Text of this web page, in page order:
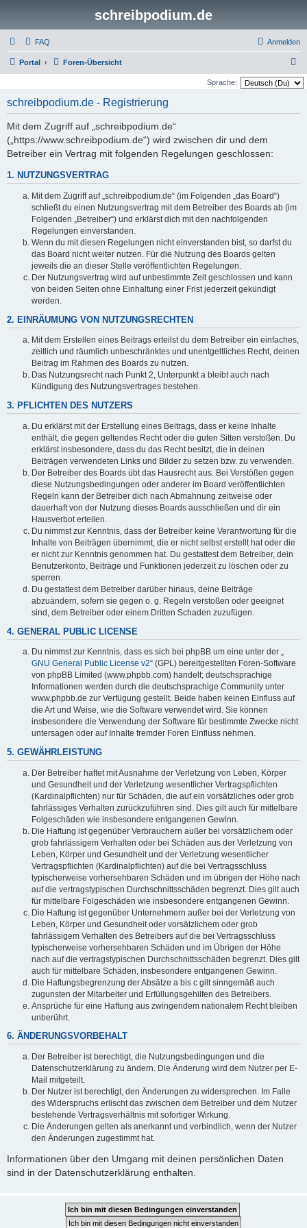
schreibpodium.de
FAQ Anmelden
Portal Foren-Übersicht
u
Sprache:
schreibpodium.de - Registrierung
Mit dem Zugriff auf „schreibpodium.de“
(„https://www.schreibpodium.de“) wird zwischen dir und dem
Betreiber ein Vertrag mit folgenden Regelungen geschlossen:
1. NUTZUNGSVERTRAG
Mit dem Zugriff auf „schreibpodium.de“ (im Folgenden „das Board“)
schließt du einen Nutzungsvertrag mit dem Betreiber des Boards ab (im
Folgenden „Betreiber“) und erklärst dich mit den nachfolgenden
Regelungen einverstanden.
Wenn du mit diesen Regelungen nicht einverstanden bist, so darfst du
das Board nicht weiter nutzen. Für die Nutzung des Boards gelten
jeweils die an dieser Stelle veröffentlichten Regelungen.
Der Nutzungsvertrag wird auf unbestimmte Zeit geschlossen und kann
von beiden Seiten ohne Einhaltung einer Frist jederzeit gekündigt
werden.
2. EINRÄUMUNG VON NUTZUNGSRECHTEN
Mit dem Erstellen eines Beitrags erteilst du dem Betreiber ein einfaches,
zeitlich und räumlich unbeschränktes und unentgeltliches Recht, deinen
Beitrag im Rahmen des Boards zu nutzen.
Das Nutzungsrecht nach Punkt 2, Unterpunkt a bleibt auch nach
Kündigung des Nutzungsvertrages bestehen.
3. PFLICHTEN DES NUTZERS
Du erklärst mit der Erstellung eines Beitrags, dass er keine Inhalte
enthält, die gegen geltendes Recht oder die guten Sitten verstoßen. Du
erklärst insbesondere, dass du das Recht besitzt, die in deinen
Beiträgen verwendeten Links und Bilder zu setzen bzw. zu verwenden.
Der Betreiber des Boards übt das Hausrecht aus. Bei Verstößen gegen
diese Nutzungsbedingungen oder anderer im Board veröffentlichten
Regeln kann der Betreiber dich nach Abmahnung zeitweise oder
dauerhaft von der Nutzung dieses Boards ausschließen und dir ein
Hausverbot erteilen.
Du nimmst zur Kenntnis, dass der Betreiber keine Verantwortung für die
Inhalte von Beiträgen übernimmt, die er nicht selbst erstellt hat oder die
er nicht zur Kenntnis genommen hat. Du gestattest dem Betreiber, dein
Benutzerkonto, Beiträge und Funktionen jederzeit zu löschen oder zu
sperren.
Du gestattest dem Betreiber darüber hinaus, deine Beiträge
abzuändern, sofern sie gegen o. g. Regeln verstoßen oder geeignet
sind, dem Betreiber oder einem Dritten Schaden zuzufügen.
4. GENERAL PUBLIC LICENSE
Du nimmst zur Kenntnis, dass es sich bei phpBB um eine unter der „
GNU General Public License v2“ (GPL) bereitgestellten Foren-Software
von phpBB Limited (www.phpbb.com) handelt; deutschsprachige
Informationen werden durch die deutschsprachige Community unter
www.phpbb.de zur Verfügung gestellt. Beide haben keinen Einfluss auf
die Art und Weise, wie die Software verwendet wird. Sie können
insbesondere die Verwendung der Software für bestimmte Zwecke nicht
untersagen oder auf Inhalte fremder Foren Einfluss nehmen.
5. GEWÄHRLEISTUNG
Der Betreiber haftet mit Ausnahme der Verletzung von Leben, Körper
und Gesundheit und der Verletzung wesentlicher Vertragspflichten
(Kardinalpflichten) nur für Schäden, die auf ein vorsätzliches oder grob
fahrlässiges Verhalten zurückzuführen sind. Dies gilt auch für mittelbare
Folgeschäden wie insbesondere entgangenen Gewinn.
Die Haftung ist gegenüber Verbrauchern außer bei vorsätzlichem oder
grob fahrlässigem Verhalten oder bei Schäden aus der Verletzung von
Leben, Körper und Gesundheit und der Verletzung wesentlicher
Vertragspflichten (Kardinalpflichten) auf die bei Vertragsschluss
typischerweise vorhersehbaren Schäden und im übrigen der Höhe nach
auf die vertragstypischen Durchschnittsschäden begrenzt. Dies gilt auch
für mittelbare Folgeschäden wie insbesondere entgangenen Gewinn.
Die Haftung ist gegenüber Unternehmern außer bei der Verletzung von
Leben, Körper und Gesundheit oder vorsätzlichem oder grob
fahrlässigem Verhalten des Betreibers auf die bei Vertragsschluss
typischerweise vorhersehbaren Schäden und im Übrigen der Höhe
nach auf die vertragstypischen Durchschnittsschäden begrenzt. Dies gilt
auch für mittelbare Schäden, insbesondere entgangenen Gewinn.
Die Haftungsbegrenzung der Absätze a bis c gilt sinngemäß auch
zugunsten der Mitarbeiter und Erfüllungsgehilfen des Betreibers.
Ansprüche für eine Haftung aus zwingendem nationalem Recht bleiben
unberührt.
6. ÄNDERUNGSVORBEHALT
Der Betreiber ist berechtigt, die Nutzungsbedingungen und die
Datenschutzerklärung zu ändern. Die Änderung wird dem Nutzer per E-
Mail mitgeteilt.
Der Nutzer ist berechtigt, den Änderungen zu widersprechen. Im Falle
des Widerspruchs erlischt das zwischen dem Betreiber und dem Nutzer
bestehende Vertragsverhältnis mit sofortiger Wirkung.
Die Änderungen gelten als anerkannt und verbindlich, wenn der Nutzer
den Änderungen zugestimmt hat.
Informationen über den Umgang mit deinen persönlichen Daten
sind in der Datenschutzerklärung enthalten.